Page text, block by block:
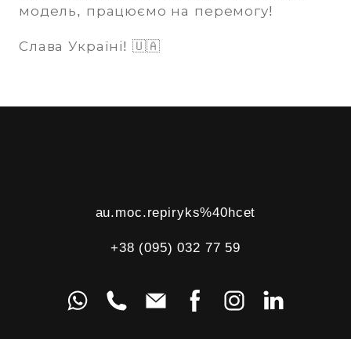
модель, працюємо на перемогу!
Слава Україні! 🇺🇦
au.moc.repiryks%40hcet
+38 (095) 032 77 59